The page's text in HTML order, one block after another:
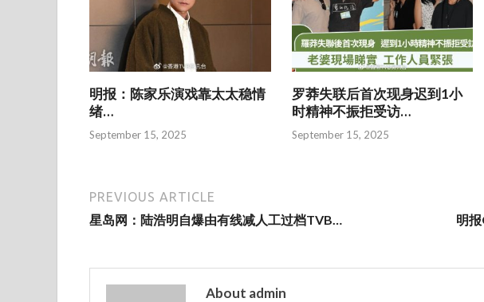
明报：陈家乐演戏靠太太稳情
绪…
September 15, 2025
罗莽失联后首次现身迟到1小
时精神不振拒受访…
September 15, 2025
PREVIOUS ARTICLE
星岛网：陆浩明自爆由有线减人工过档TVB… 明
About admin